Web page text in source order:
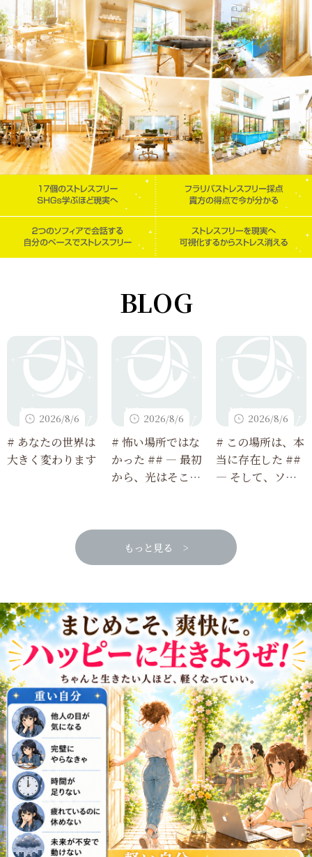
BLOG
2026/8/6
# あなたの世界は
大きく変わります
2026/8/6
# 怖い場所ではな
かった ## ― 最初
から、光はそこに
2026/8/6
# この場所は、本
当に存在した ##
― そして、ソフ
もっと見る >